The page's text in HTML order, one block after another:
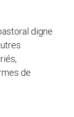
digne
de